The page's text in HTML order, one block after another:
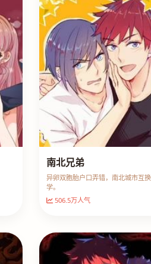
南北兄弟
异卵双胞胎户口弄错，南北城市互
学。
506.5万人气